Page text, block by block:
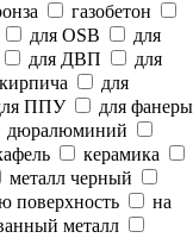
газобетон
для OSB
для
для ДВП
для
для
ППУ
для фанеры
дюралюминий
керамика
металл черный
поверхность
на
металл